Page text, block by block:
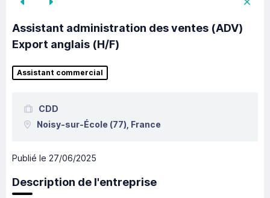
Assistant administration des ventes (ADV)
Export anglais (H/F)
Assistant commercial
CDD
Noisy-sur-École (77), France
Publié le 27/06/2025
Description de l'entreprise